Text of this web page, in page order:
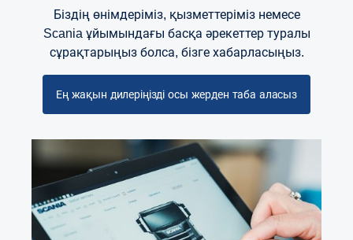
Біздің өнімдеріміз, қызметтеріміз немесе
Scania ұйымындағы басқа әрекеттер туралы
сұрақтарыңыз болса, бізге хабарласыңыз.
Ең жақын дилеріңізді осы жерден таба аласыз